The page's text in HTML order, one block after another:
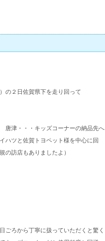
の２日佐賀県下を走り回って
・・・キッズコーナーの納品先へ
ハツと佐賀トヨペット様を中心に回
訪店もありましたよ）
ごろから丁寧に扱っていただくと驚く